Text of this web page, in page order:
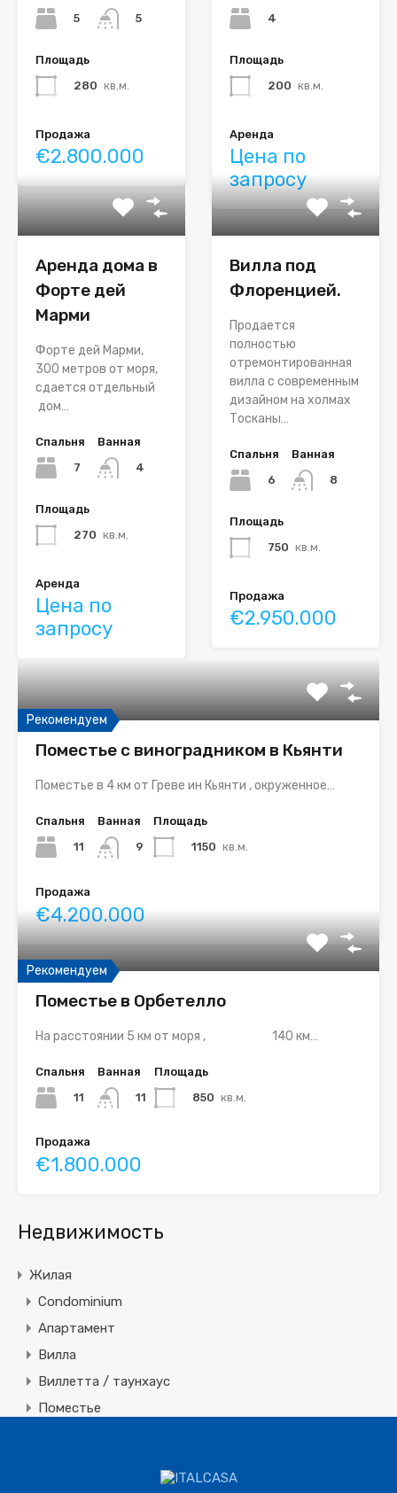
5 5
Площадь
280 кв.м.
Продажа
€2.800.000
4
Площадь
200 кв.м.
Аренда
Цена по
запросу
Аренда дома в
Форте дей
Марми
Форте дей Марми,
300 метров от моря,
сдается отдельный
дом…
Спальня
7
Ванная
4
Площадь
270 кв.м.
Аренда
Цена по
запросу
Вилла под
Флоренцией.
Продается
полностью
отремонтированная
вилла с современным
дизайном на холмах
Тосканы…
Спальня
6
Ванная
8
Площадь
750 кв.м.
Продажа
€2.950.000
Рекомендуем
Поместье с виноградником в Кьянти
Поместье в 4 км от Греве ин Кьянти , окруженное…
Спальня
11
Ванная
9
Площадь
1150 кв.м.
Продажа
€4.200.000
Рекомендуем
Поместье в Орбетелло
На расстоянии 5 км от моря , 140 км…
Спальня
11
Ванная
11
Площадь
850 кв.м.
Продажа
€1.800.000
Недвижимость
Жилая
Condominium
Апартамент
Вилла
Виллетта / таунхаус
Поместье